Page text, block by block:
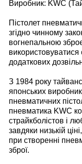
Виробник: KWC
Пістолет
згідно чинному
вогнепальною
додаткових
З 1984 року
японських
пневматичних
пневматика KWC
страйкболістов і
завдяки низькій
при створенні
зброї.